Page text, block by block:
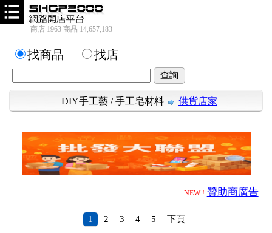
商店 1963 商品 14,657,183
找商品 找店
DIY手工藝/手工皂材料 供貨店家
NEW ! 贊助商廣告
1 2 3 4 5 下頁